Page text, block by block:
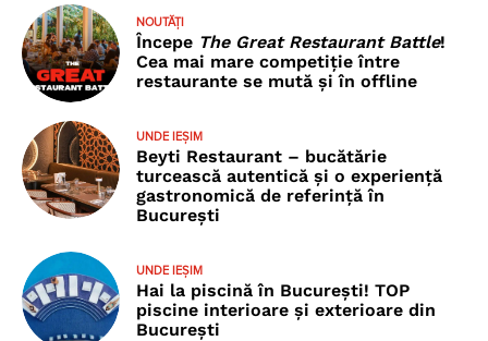
NOUTĂȚI
Începe The Great Restaurant Battle!
Cea mai mare competiție între
restaurante se mută și în offline
UNDE IEȘIM
Beyti Restaurant – bucătărie
turcească autentică și o experiență
gastronomică de referință în
București
UNDE IEȘIM
Hai la piscină în București! TOP
piscine interioare și exterioare din
București